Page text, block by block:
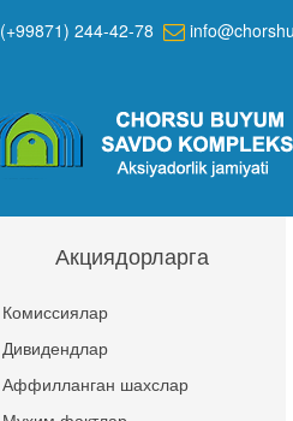
(+99871) 244-42-78
Акциядорларга
Комиссиялар
Дивидендлар
Аффилланган шахслар